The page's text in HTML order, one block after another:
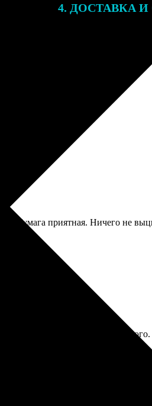
После
на email с
заказ
для
4. ДОСТАВКА
Введите адрес и
заказа. Если у вас
его в специальное
бумага приятная. Ничего не
получилось стильно и недорого.